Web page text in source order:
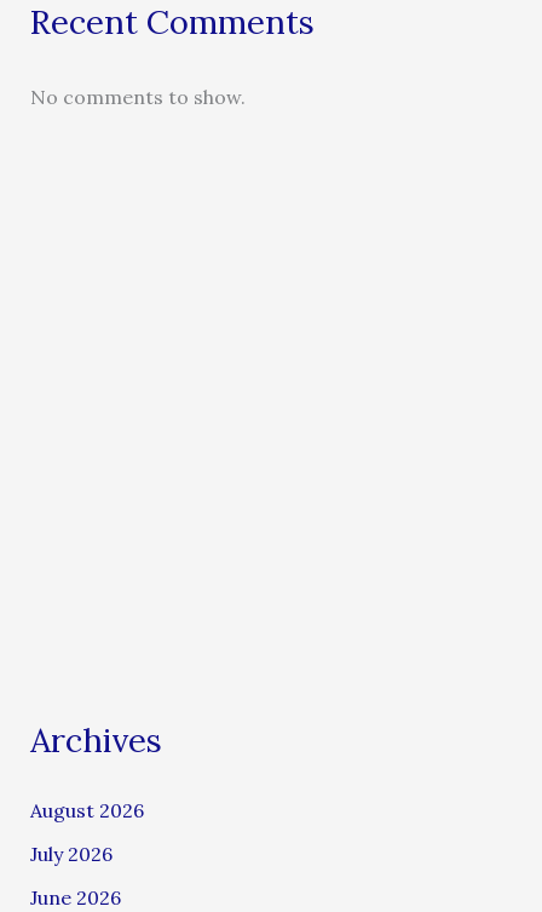
Recent Comments
No comments to show.
Archives
August 2026
July 2026
June 2026